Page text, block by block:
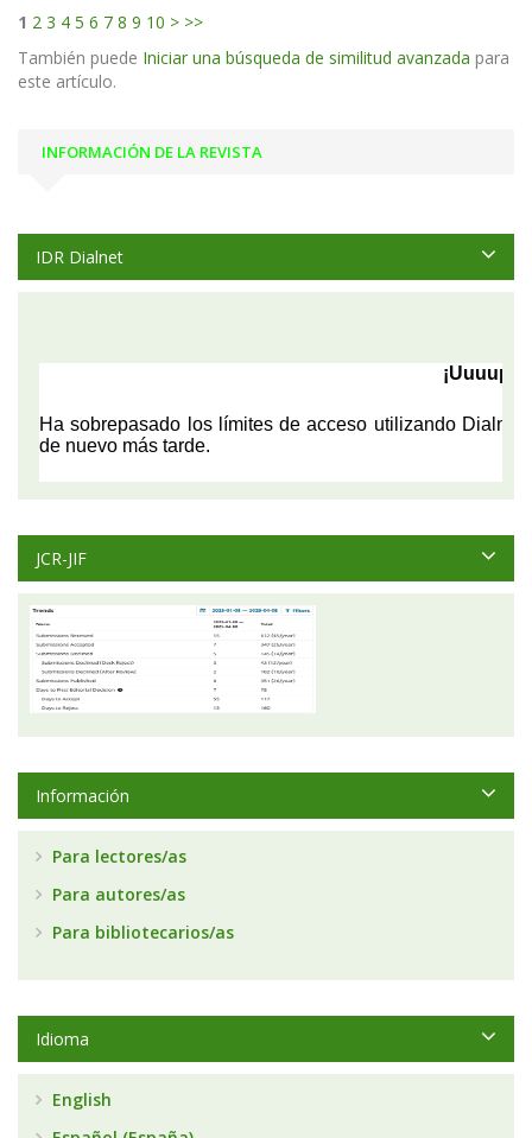
1 2 3 4 5 6 7 8 9 10 > >>
También puede Iniciar una búsqueda de similitud avanzada para
este artículo.
INFORMACIÓN DE LA REVISTA
IDR Dialnet
JCR-JIF
Información
Para lectores/as
Para autores/as
Para bibliotecarios/as
Idioma
English